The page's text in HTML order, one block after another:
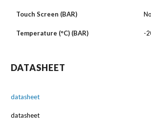
Touch Screen (BAR) No
Temperature (°C) (BAR) -
DATASHEET
datasheet
datasheet